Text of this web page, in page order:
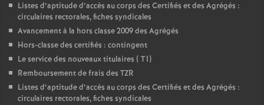
Listes d’aptitude d’accès au corps des Certifiés et des Agrégés :
circulaires rectorales, fiches syndicales
Avancement à la hors classe 2009 des Agrégés
Hors-classe des certifiés : contingent
Le service des nouveaux titulaires ( T1)
Remboursement de frais des TZR
Listes d’aptitude d’accès au corps des Certifiés et des Agrégés :
circulaires rectorales, fiches syndicales